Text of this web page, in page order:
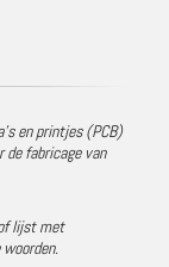
en printjes (PCB)
de fabricage van
lijst met